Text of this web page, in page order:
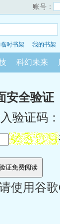
账号：
临时书架 我的书架
科幻未来
安全验证
验证码：
使用谷歌